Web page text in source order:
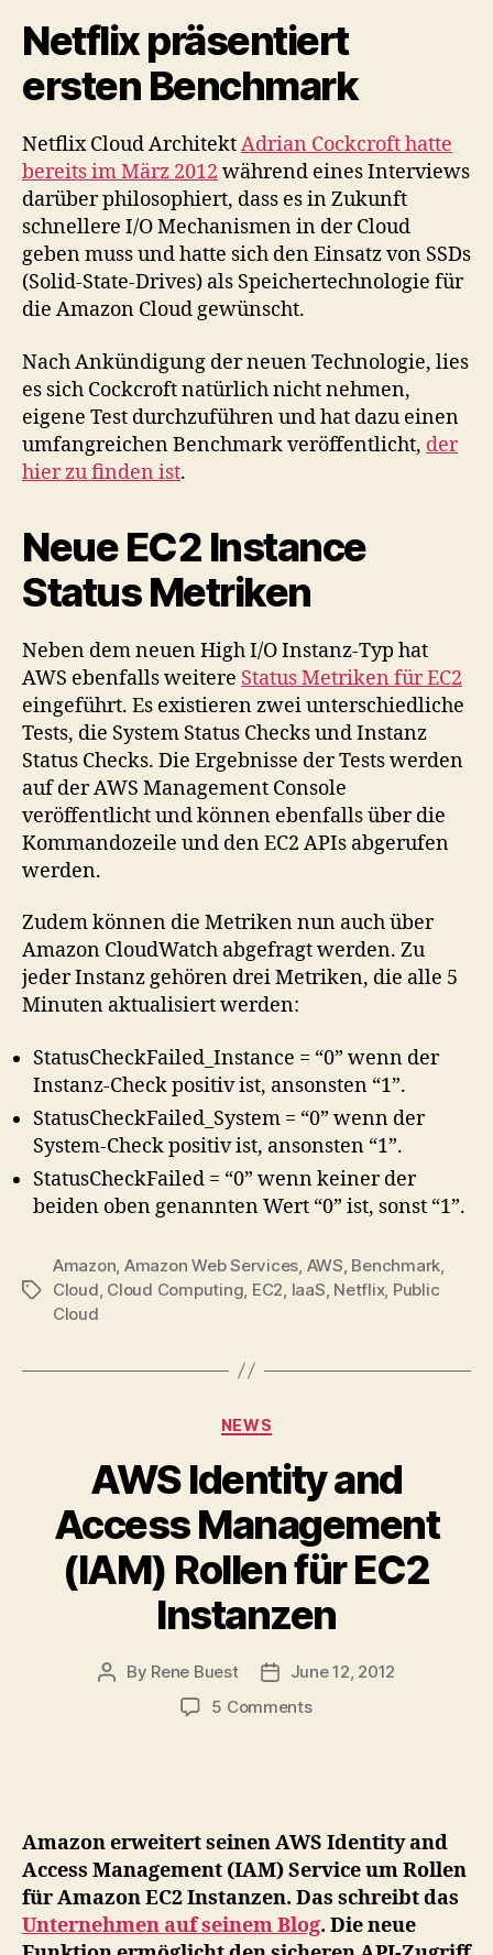
Netflix präsentiert
ersten Benchmark
Netflix Cloud ArchitektAdrian Cockcroft hatte
bereits im März 2012 während eines Interviews
darüber philosophiert, dass es in Zukunft
schnellere I/O Mechanismen in der Cloud
geben muss und hatte sich den Einsatz von SSDs
(Solid-State-Drives) als Speichertechnologie für
die Amazon Cloud gewünscht.
Nach Ankündigung der neuen Technologie, lies
es sich Cockcroft natürlich nicht nehmen,
eigene Test durchzuführen und hat dazu einen
umfangreichen Benchmark veröffentlicht, der
hier zu finden ist.
Neue EC2 Instance
Status Metriken
Neben dem neuen High I/O Instanz-Typ hat
AWS ebenfalls weitere Status Metriken für EC2
eingeführt. Es existieren zwei unterschiedliche
Tests, die System Status Checks und Instanz
Status Checks. Die Ergebnisse der Tests werden
auf der AWS Management Console
veröffentlicht und können ebenfalls über die
Kommandozeile und den EC2 APIs abgerufen
werden.
Zudem können die Metriken nun auch über
Amazon CloudWatch abgefragt werden. Zu
jeder Instanz gehören drei Metriken, die alle 5
Minuten aktualisiert werden:
StatusCheckFailed_Instance = “0” wenn der
Instanz-Check positiv ist, ansonsten “1”.
StatusCheckFailed_System = “0” wenn der
System-Check positiv ist, ansonsten “1”.
StatusCheckFailed = “0” wenn keiner der
beiden oben genannten Wert “0” ist, sonst “1”.
Tags
Amazon Amazon Web Services AWS Benchmark
Cloud Cloud Computing EC2 IaaS Netflix, Public
Cloud
Categories
NEWS
AWS Identity and
Access Management
(IAM) Rollen für EC2
Instanzen
Post
By Rene Buest
Post
date
June 12, 2012
5 Commentson
(IAM)
Rollen
für
EC2
Instanzen
Amazon erweitert seinen AWS Identity and
Access Management (IAM) Service um Rollen
für Amazon EC2 Instanzen. Das schreibt das
Unternehmen auf seinem Blog. Die neue